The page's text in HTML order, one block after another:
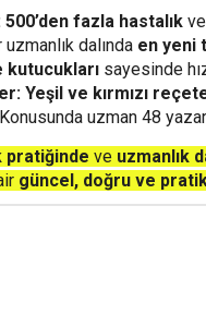
500’den fazla hastalık
uzmanlık dalında en yeni
kutucukları sayesinde
Yeşil ve kırmızı
Konusunda uzman 48
pratiğinde ve uzmanlık
güncel, doğru ve